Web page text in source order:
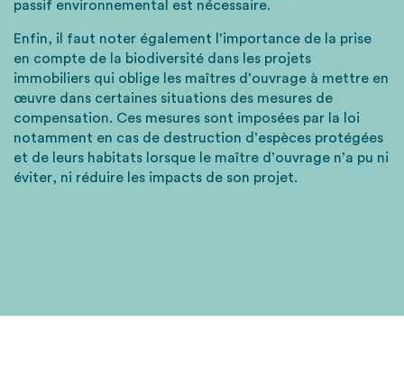
passif environnemental est nécessaire.
Enfin, il faut noter également l’importance de la prise
en compte de la biodiversité dans les projets
immobiliers qui oblige les maîtres d’ouvrage à mettre en
œuvre dans certaines situations des mesures de
compensation. Ces mesures sont imposées par la loi
notamment en cas de destruction d’espèces protégées
et de leurs habitats lorsque le maître d’ouvrage n’a pu ni
éviter, ni réduire les impacts de son projet.